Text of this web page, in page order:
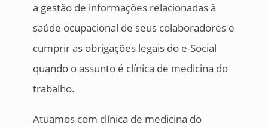
a gestão de informações relacionadas à
saúde ocupacional de seus colaboradores e
cumprir as obrigações legais do e-Social
quando o assunto é clínica de medicina do
trabalho.
Atuamos com clínica de medicina do